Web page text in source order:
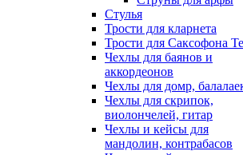
Стулья
Трости для кларнета
Трости для Саксофона
Чехлы для баянов и
аккордеонов
Чехлы для домр,
Чехлы для скрипок,
виолончелей, гитар
Чехлы и кейсы для
мандолин, контрабасов